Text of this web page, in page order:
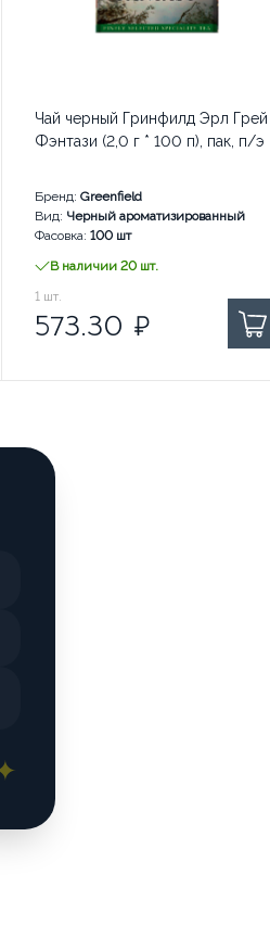
Чай черный Гринфилд Эрл Грей
Фэнтази (2,0 г * 100 п), пак, п/э
Бренд: Greenfield
Вид: Черный ароматизированный
Фасовка: 100 шт
В наличии 20 шт.
573.30
1 шт.
573.30 ₽